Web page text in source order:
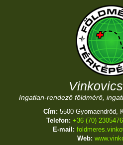
Ingatlan-rendező földmérő,
Cím: 5500 Gyomaendrőd,
Telefon: +36 (70) 2305476
E-mail:
Web: